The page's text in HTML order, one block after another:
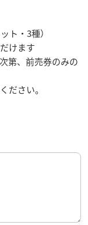
ト・3種）
けます
第、前売券のみの
ださい。